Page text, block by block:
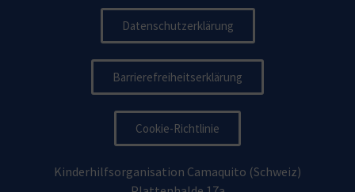
Datenschutzerklärung
Barrierefreiheitserklärung
Cookie-Richtlinie
Kinderhilfsorganisation Camaquito (Schweiz)